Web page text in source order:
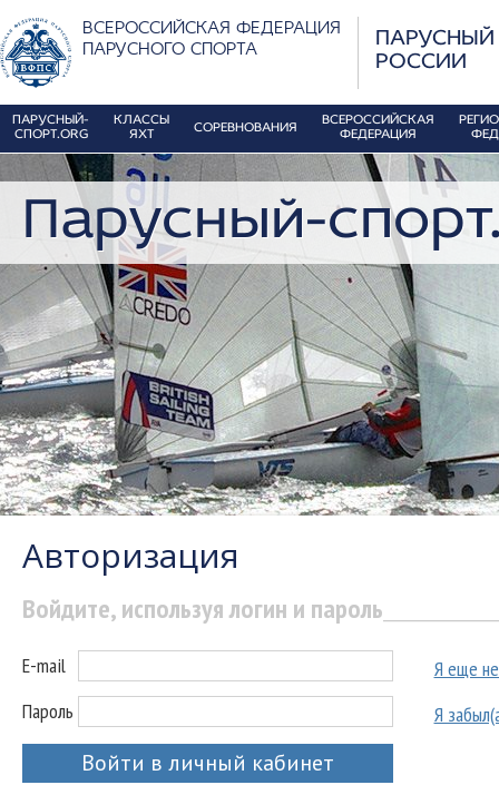
ВСЕРОССИЙСКАЯ ФЕДЕРАЦИЯ
ПАРУСНОГО СПОРТА
ПАРУСНЫЙ
РОССИИ
ПАРУСНЫЙ-
СПОРТ.ORG
КЛАССЫ
ЯХТ
СОРЕВНОВАНИЯ
ВСЕРОССИЙСКАЯ
ФЕДЕРАЦИЯ
Парусный-
Авторизация
Войдите, используя логин и пароль
E-mail
Пароль
Войти в личный кабинет
Я еще не
Я